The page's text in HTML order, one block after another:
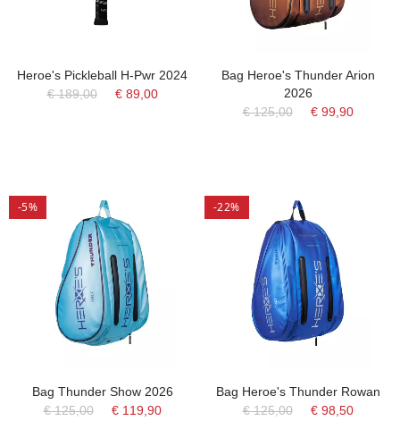
Heroe's Pickleball H-Pwr 2024
€ 189,00
€ 89,00
Bag Heroe's Thunder Arion
2026
€ 125,00
€ 99,90
-5%
Bag Thunder Show 2026
€ 125,00
€ 119,90
-22%
Bag Heroe's Thunder Rowan
€ 125,00
€ 98,50